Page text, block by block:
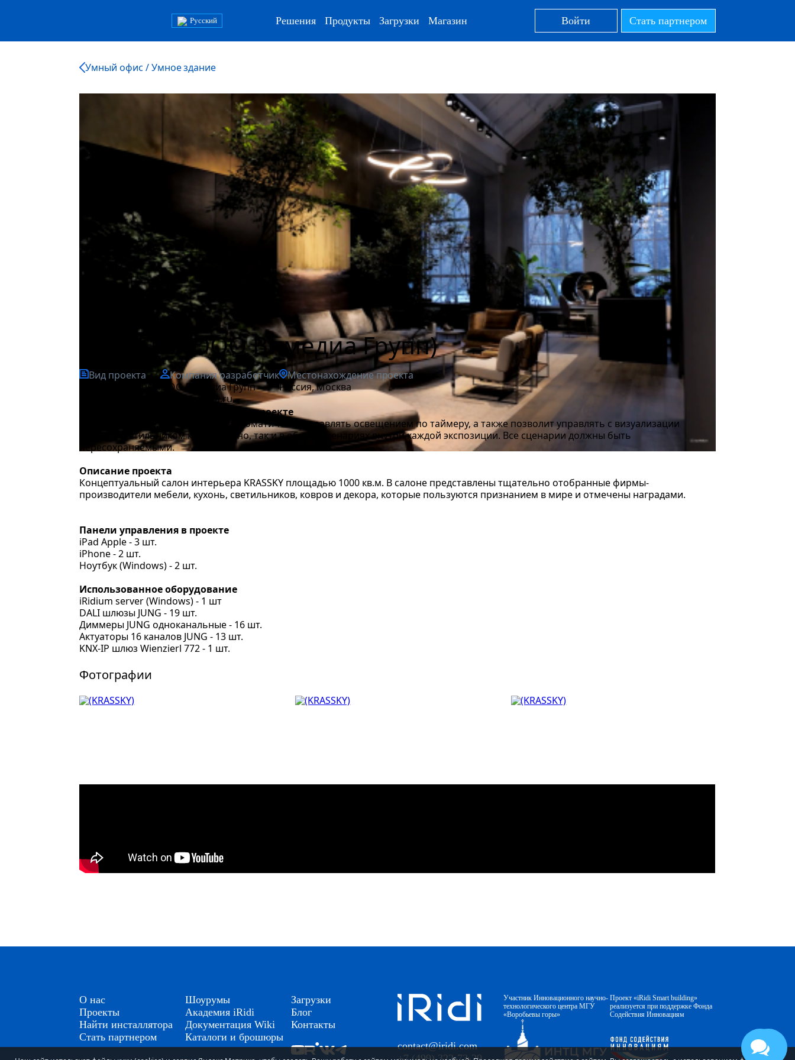
Русский Решения Продукты Загрузки Магазин Войти Стать партнером
Умный офис / Умное здание
Фотографии
KRASSKY (ООО Вимедиа Групп)
Вид проекта
индивидуальный
Компания разработчик
ООО Вимедиа Групп
www.vimedia.ru
Местонахождение проекта
Россия, Москва
Задача, поставленная клиентом в проекте
Создать систему, которая будет автоматически управлять освещением по таймеру, а также позволит управлять с визуализации
каждым светильником как отдельно, так и в общих сценариях внутри каждой экспозиции. Все сценарии должны быть
пересохраняемыми.
Описание проекта
Концептуальный салон интерьера KRASSKY площадью 1000 кв.м. В салоне представлены тщательно отобранные фирмы-
производители мебели, кухонь, светильников, ковров и декора, которые пользуются признанием в мире и отмечены наградами.
Панели управления в проекте
iPad Apple - 3 шт.
iPhone - 2 шт.
Ноутбук (Windows) - 2 шт.
Использованное оборудование
iRidium server (Windows) - 1 шт
DALI шлюзы JUNG - 19 шт.
Диммеры JUNG одноканальные - 16 шт.
Актуаторы 16 каналов JUNG - 13 шт.
KNX-IP шлюз Wienzierl 772 - 1 шт.
О нас
Проекты
Найти инсталлятора
Стать партнером
Шоурумы
Академия iRidi
Документация Wiki
Каталоги и брошюры
Загрузки
Блог
Контакты
contact@iridi.com
Участник Инновационного научно-
технологического центра МГУ
«Воробьевы горы»
Проект «iRidi Smart building»
реализуется при поддержке Фонда
Содействия Инновациям